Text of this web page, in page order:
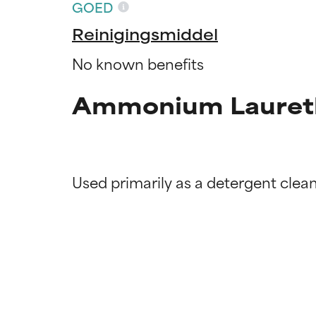
GOED
Reinigingsmiddel
No known benefits
Ammonium
Bewezen en
Bewezen en